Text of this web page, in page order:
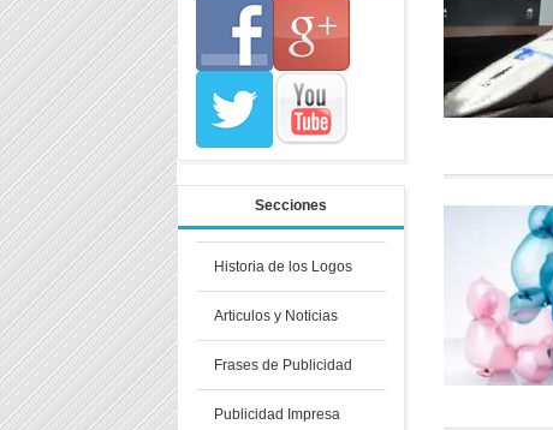
Secciones
Historia de los Logos
Articulos y Noticias
Frases de Publicidad
Publicidad Impresa